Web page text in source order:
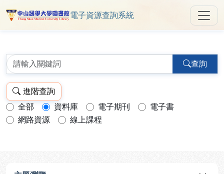
中山醫學大學圖書館 ReSearch
電子資源查詢系統
查詢
進階查詢
查詢模式：
全部 資料庫 電子期刊
電子書
網路資源
線上課程